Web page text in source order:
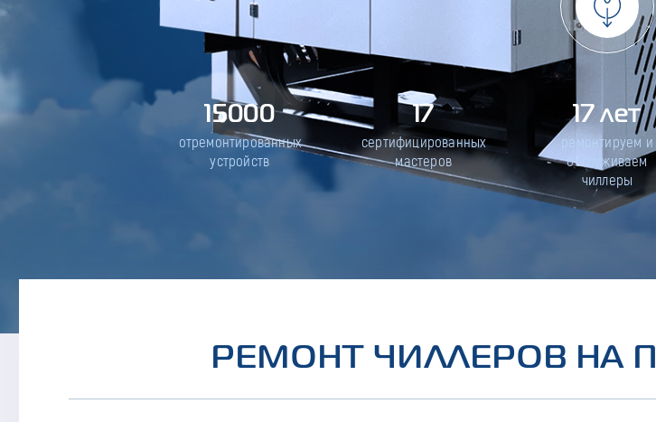
15000
отремонтированных
устройств
17
сертифицированных
мастеров
17 лет
ремонтируем и
обслуживаем
чиллеры
РЕМОНТ ЧИЛЛЕРОВ НА